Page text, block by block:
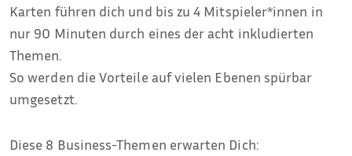
Karten führen dich und bis zu 4 Mitspieler*innen in
nur 90 Minuten durch eines der acht inkludierten
Themen.
So werden die Vorteile auf vielen Ebenen spürbar
umgesetzt.
Diese 8 Business-Themen erwarten Dich: